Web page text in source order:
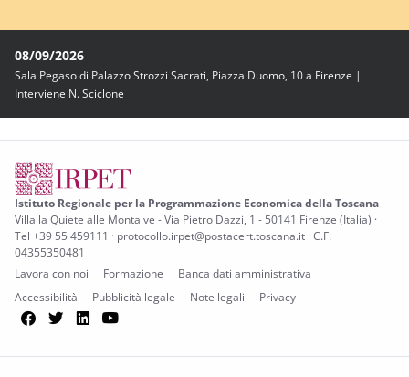
08/09/2026
Sala Pegaso di Palazzo Strozzi Sacrati, Piazza Duomo, 10 a Firenze |
Interviene N. Sciclone
Istituto Regionale per la Programmazione Economica della Toscana
Villa la Quiete alle Montalve - Via Pietro Dazzi, 1 - 50141 Firenze (Italia) ·
Tel +39 55 459111 · protocollo.irpet@postacert.toscana.it · C.F.
04355350481
Lavora con noi
Formazione
Banca dati amministrativa
Accessibilità
Pubblicità legale Note legali Privacy
Facebook
TwitterLinkedIn